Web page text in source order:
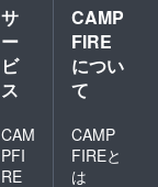
サ
ー
ビ
ス
CAM
PFI
RE
CAMP
FIRE
につい
て
CAMP
FIREと
は